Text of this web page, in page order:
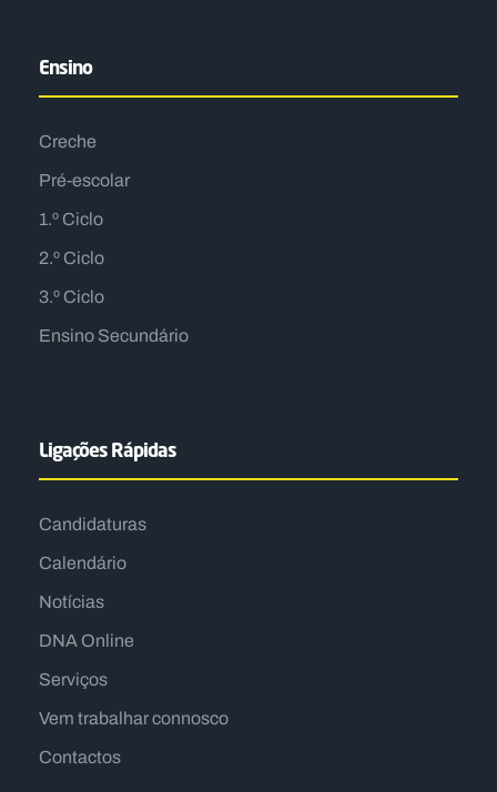
Ensino
Creche
Pré-escolar
1.º Ciclo
2.º Ciclo
3.º Ciclo
Ensino Secundário
Ligações Rápidas
Candidaturas
Calendário
Notícias
DNA Online
Serviços
Vem trabalhar connosco
Contactos